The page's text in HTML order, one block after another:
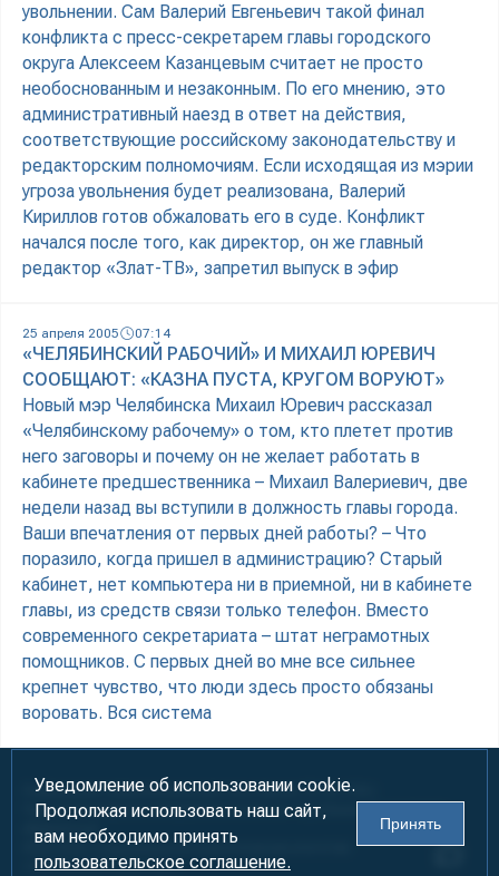
увольнении. Сам Валерий Евгеньевич такой финал
конфликта с пресс-секретарем главы городского
округа Алексеем Казанцевым считает не просто
необоснованным и незаконным. По его мнению, это
административный наезд в ответ на действия,
соответствующие российскому законодательству и
редакторским полномочиям. Если исходящая из мэрии
угроза увольнения будет реализована, Валерий
Кириллов готов обжаловать его в суде. Конфликт
начался после того, как директор, он же главный
редактор «Злат-ТВ», запретил выпуск в эфир
25 апреля 2005 07:14
«ЧЕЛЯБИНСКИЙ РАБОЧИЙ» И МИХАИЛ ЮРЕВИЧ
СООБЩАЮТ: «КАЗНА ПУСТА, КРУГОМ ВОРУЮТ»
Новый мэр Челябинска Михаил Юревич рассказал
«Челябинскому рабочему» о том, кто плетет против
него заговоры и почему он не желает работать в
кабинете предшественника – Михаил Валериевич, две
недели назад вы вступили в должность главы города.
Ваши впечатления от первых дней работы? – Что
поразило, когда пришел в администрацию? Старый
кабинет, нет компьютера ни в приемной, ни в кабинете
главы, из средств связи только телефон. Вместо
современного секретариата – штат неграмотных
помощников. С первых дней во мне все сильнее
крепнет чувство, что люди здесь просто обязаны
воровать. Вся система
Информация предназначена для лиц старше 18 лет (18+)
При использовании материалов ссылка на «УралБизнесКонсалтинг»
2000-2026 Информационно-аналитическое агентство
«УралБизнесКонсалтинг»
Уведомление об использовании cookie.
Продолжая использовать наш сайт,
вам необходимо принять
пользовательское соглашение.
Принять